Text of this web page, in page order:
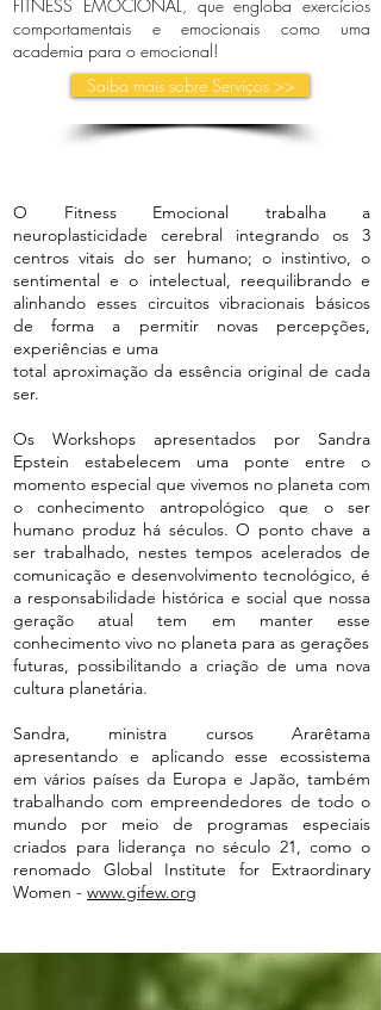
FITNESS EMOCIONAL, que engloba exercícios
comportamentais e emocionais como uma
academia para o emocional!
Saiba mais sobre Serviços >>
O Fitness Emocional trabalha a
neuroplasticidade cerebral integrando os 3
centros vitais do ser humano; o instintivo, o
sentimental e o intelectual, reequilibrando e
alinhando esses circuitos vibracionais básicos
de forma a permitir novas percepções,
experiências e uma
total aproximação da essência original de cada
ser.
Os Workshops apresentados por Sandra
Epstein estabelecem uma ponte entre o
momento especial que vivemos no planeta com
o conhecimento antropológico que o ser
humano produz há séculos. O ponto chave a
ser trabalhado, nestes tempos acelerados de
comunicação e desenvolvimento tecnológico, é
a responsabilidade histórica e social que nossa
geração atual tem em manter esse
conhecimento vivo no planeta para as gerações
futuras, possibilitando a criação de uma nova
cultura planetária.
Sandra, ministra cursos Ararêtama
apresentando e aplicando esse ecossistema
em vários países da Europa e Japão, também
trabalhando com empreendedores de todo o
mundo por meio de programas especiais
criados para liderança no século 21, como o
renomado Global Institute for Extraordinary
Women - www.gifew.org